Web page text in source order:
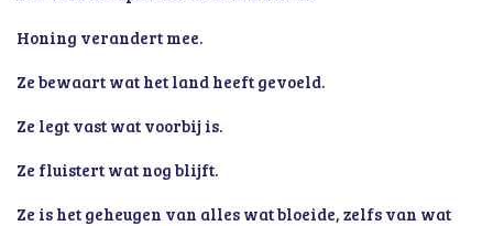
Honing verandert mee.
Ze bewaart wat het land heeft gevoeld.
Ze legt vast wat voorbij is.
Ze fluistert wat nog blijft.
Ze is het geheugen van alles wat bloeide, zelfs van wat